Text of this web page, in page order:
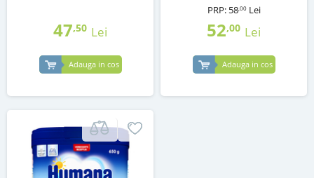
47,50 Lei
Adauga in cos
PRP: 58,00 Lei
52,00 Lei
Adauga in cos